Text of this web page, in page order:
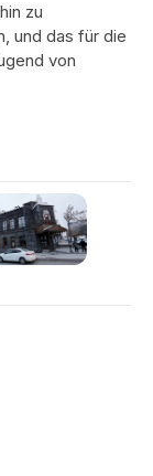
zu
und das für die
von